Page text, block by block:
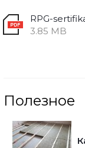
RPG-
3.85 MB
Полезное